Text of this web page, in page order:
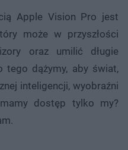
Apple Vision Pro jest
może w przyszłości
oraz umilić długie
tego dążymy, aby świat,
inteligencji, wyobraźni
dostęp tylko my?